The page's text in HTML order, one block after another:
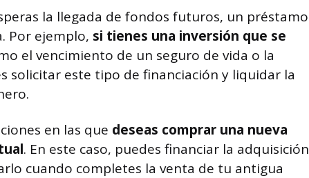
la llegada de fondos futuros, un préstamo
Por ejemplo, si tienes una inversión que se
el vencimiento de un seguro de vida o la
solicitar este tipo de financiación y liquidar la
en las que deseas comprar una nueva
. En este caso, puedes financiar la adquisición
cuando completes la venta de tu antigua